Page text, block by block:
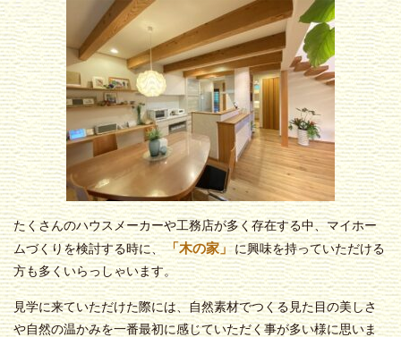
たくさんのハウスメーカーや工務店が多く存在する中、マイホー
ムづくりを検討する時に、「木の家」に興味を持っていただける
方も多くいらっしゃいます。
見学に来ていただけた際には、自然素材でつくる見た目の美しさ
や自然の温かみを一番最初に感じていただく事が多い様に思いま